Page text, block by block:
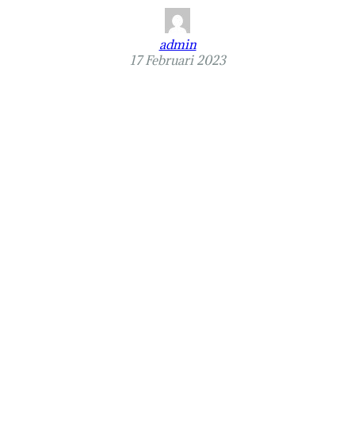
admin
17 Februari 2023